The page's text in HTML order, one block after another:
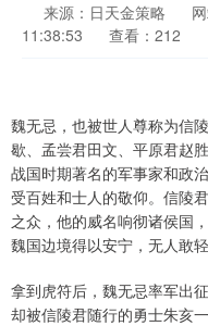
来源：日天金策略
11:38:53
查看：212
魏无忌，也被世人尊称为信
歇、孟尝君田文、平原君赵
战国时期著名的军事家和政
受百姓和士人的敬仰。信陵
之众，他的威名响彻诸侯国
魏国边境得以安宁，无人敢轻
拿到虎符后，魏无忌率军出
却被信陵君随行的勇士朱亥